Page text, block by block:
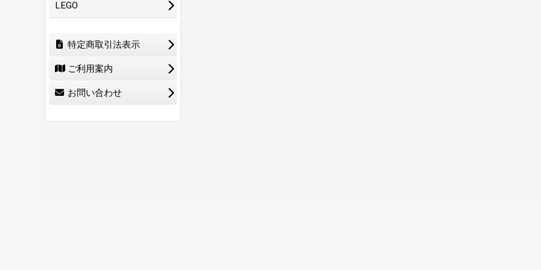
LEGO
特定商取引法表示
ご利用案内
お問い合わせ